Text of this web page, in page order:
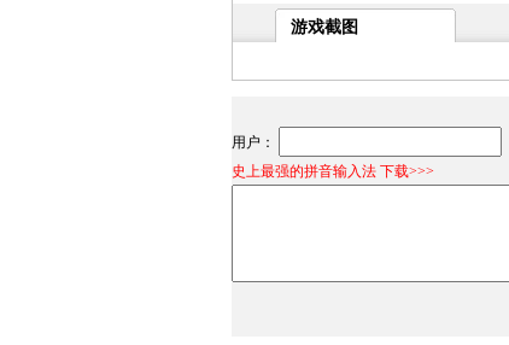
游戏截图
用户：
史上最强的拼音输入法 下载>>>